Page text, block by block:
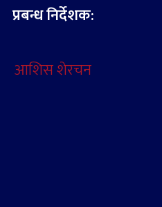
प्रबन्ध निर्देशक:
आशिस शेरचन